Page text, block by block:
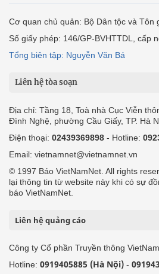
Cơ quan chủ quản: Bộ Dân tộc và Tôn
Số giấy phép: 146/GP-BVHTTDL, cấp
Tổng biên tập: Nguyễn Văn Bá
Liên hệ tòa soạn
Địa chỉ: Tầng 18, Toà nhà Cục Viễn
Đình Nghệ, phường Cầu Giấy, TP. Hà
Điện thoại: 02439369898 - Hotline:
Email: vietnamnet@vietnamnet.vn
© 1997 Báo VietNamNet. All rights
lại thông tin từ website này khi có sự
báo VietNamNet.
Liên hệ quảng cáo
Công ty Cổ phần Truyền thông
Hotline: 0919405885 (Hà Nội) -